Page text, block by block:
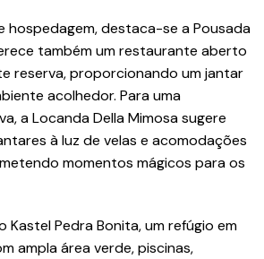
hospedagem, destaca-se a Pousada
também um restaurante aberto
reserva, proporcionando um jantar
acolhedor. Para uma
a Locanda Della Mimosa sugere
à luz de velas e acomodações
momentos mágicos para os
Pedra Bonita, um refúgio em
ampla área verde, piscinas,